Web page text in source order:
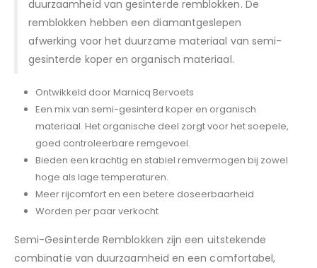
duurzaamheid van gesinterde remblokken. De
remblokken hebben een diamantgeslepen
afwerking voor het duurzame materiaal van semi-
gesinterde koper en organisch materiaal.
Ontwikkeld door Marnicq Bervoets
Een mix van semi-gesinterd koper en organisch
materiaal. Het organische deel zorgt voor het soepele,
goed controleerbare remgevoel.
Bieden een krachtig en stabiel remvermogen bij zowel
hoge als lage temperaturen.
Meer rijcomfort en een betere doseerbaarheid
Worden per paar verkocht
Semi-Gesinterde Remblokken zijn een uitstekende
combinatie van duurzaamheid en een comfortabel,